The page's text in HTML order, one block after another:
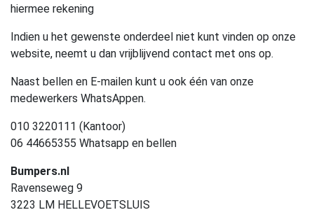
hiermee rekening
Indien u het gewenste onderdeel niet kunt vinden op onze
website, neemt u dan vrijblijvend contact met ons op.
Naast bellen en E-mailen kunt u ook één van onze
medewerkers WhatsAppen.
010 3220111 (Kantoor)
06 44665355 Whatsapp en bellen
Bumpers.nl
Ravenseweg 9
3223 LM HELLEVOETSLUIS